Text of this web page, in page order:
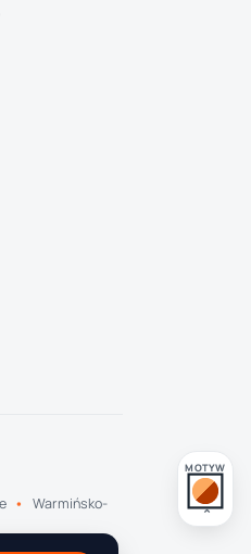
MOTYW
Warmińsko-